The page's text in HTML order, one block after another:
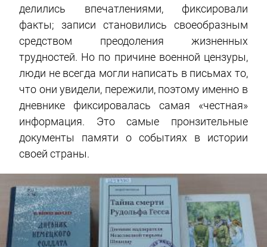
делились впечатлениями, фиксировали
факты; записи становились своеобразным
средством преодоления жизненных
трудностей. Но по причине военной цензуры,
люди не всегда могли написать в письмах то,
что они увидели, пережили, поэтому именно в
дневнике фиксировалась самая «честная»
информация. Это самые пронзительные
документы памяти о событиях в истории
своей страны.